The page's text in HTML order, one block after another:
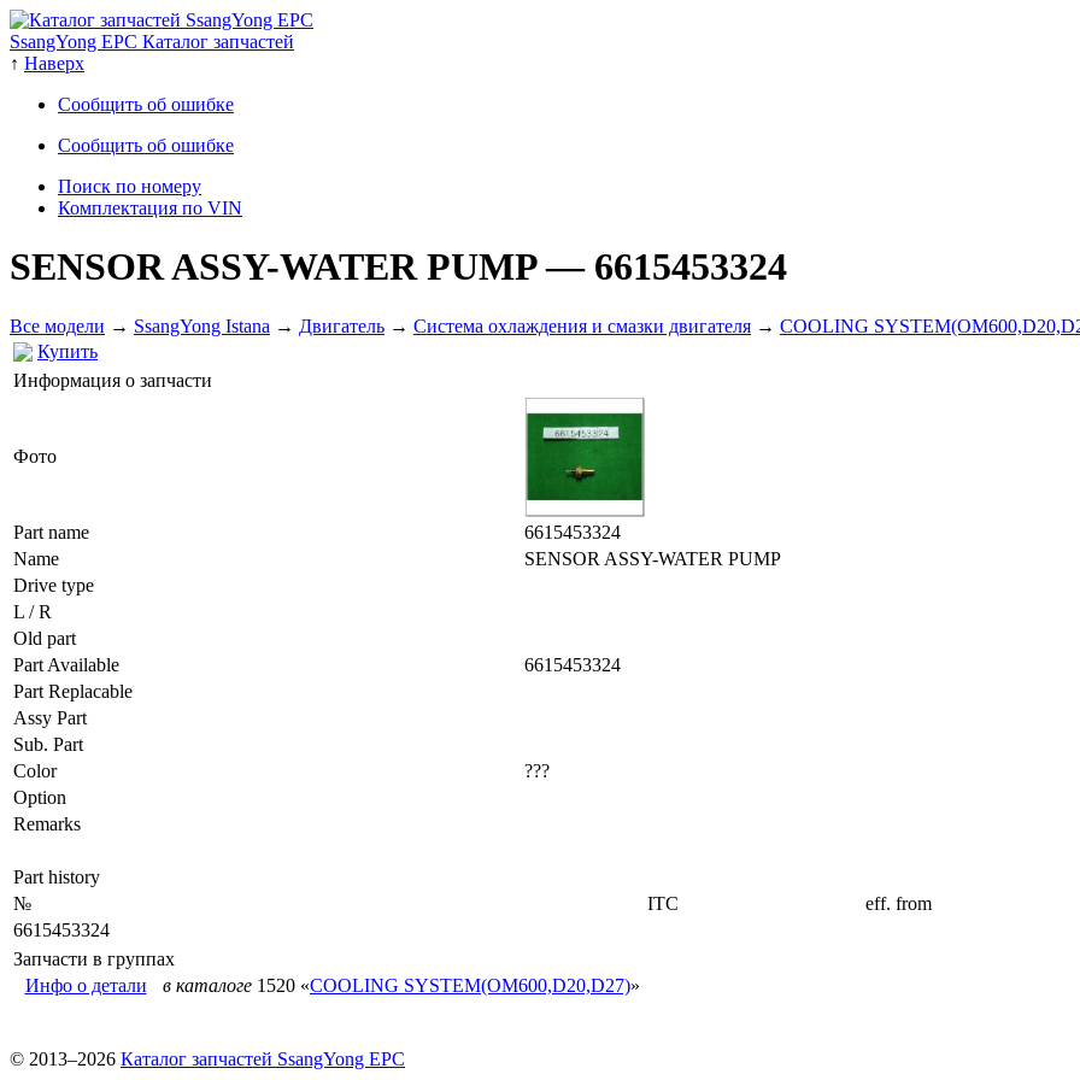
SsangYong EPC Каталог запчастей
↑ Наверх
Сообщить об ошибке
Сообщить об ошибке
Поиск по номеру
Комплектация по VIN
SENSOR ASSY-WATER PUMP— 6615453324
Все модели → SsangYong Istana → Двигатель → Система охлаждения и смазки двигателя → COOLING
Купить
Информация о запчасти
Фото
Part name
6615453324
Name
SENSOR ASSY-WATER PUMP
Drive type
L / R
Old part
Part Available
6615453324
Part Replacable
Assy Part
Sub. Part
Color
???
Option
Remarks
Part history
№
ITC
eff. from
6615453324
Запчасти в группах
Инфо о детали
в каталоге 1520 «COOLING SYSTEM(OM600,D20,D27)»
© 2013–2026 Каталог запчастей SsangYong EPC